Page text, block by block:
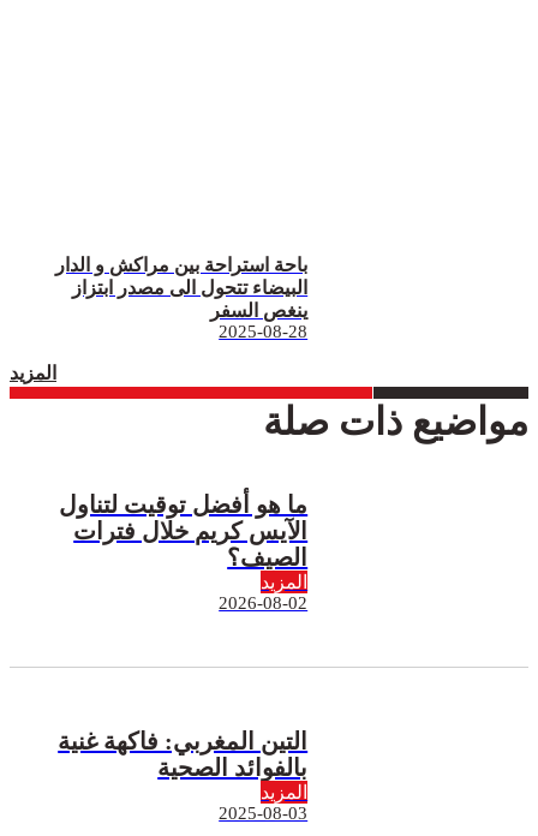
باحة استراحة بين مراكش و الدار
البيضاء تتحول الى مصدر ابتزاز
ينغص السفر
2025-08-28
المزيد
مواضيع ذات صلة
ما هو أفضل توقيت لتناول
الآيس كريم خلال فترات
الصيف؟
المزيد
2026-08-02
التين المغربي: فاكهة غنية
بالفوائد الصحية
المزيد
2025-08-03